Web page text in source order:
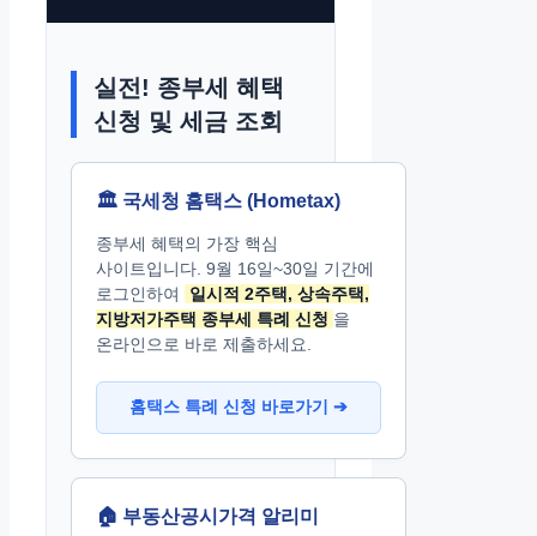
실전! 종부세 혜택
신청 및 세금 조회
🏛️ 국세청 홈택스 (Hometax)
종부세 혜택의 가장 핵심
사이트입니다. 9월 16일~30일 기간에
로그인하여
일시적 2주택, 상속주택,
지방저가주택 종부세 특례 신청 을
온라인으로 바로 제출하세요.
홈택스 특례 신청 바로가기 ➔
🏠 부동산공시가격 알리미